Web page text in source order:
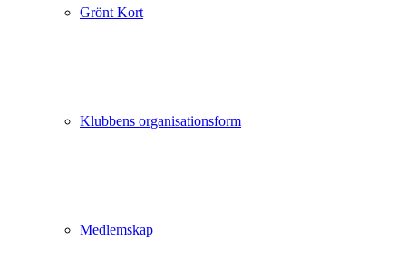
Grönt Kort
Klubbens organisationsform
Medlemskap